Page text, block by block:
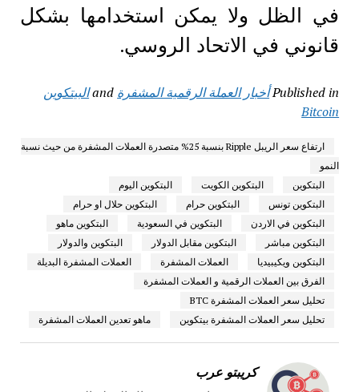
في الظل ولا يمكن استخدامها بشكل
قانوني في الاتحاد الروسي.
Published inأخبار العملة الرقمية المشفرة
البيتكوين
Bitcoin
ارتفاع سعر الريبل Ripple بنسبة 25% متصدرة العملات المشفرة من حيث نسبة
النمو
البتكوين
البتكوين الكويت
البتكوين اليوم
البتكوين تونس
البتكوين حرام
البتكوين حلال او حرام
البتكوين في الاردن
البتكوين في السعودية
البتكوين ماهو
البتكوين مباشر
البتكوين مقابل الدولار
البتكوين والدولار
البتكوين ويكيبيديا
العملات المشفرة
العملات المشفرة البديلة
الفرق بين العملات الرقمية و العملات المشفرة
تحليل سعر العملات المشفرة BTC
تحليل سعر العملات المشفرة بيتكوين
ماهو تعدين العملات المشفرة
كريبتو عرب